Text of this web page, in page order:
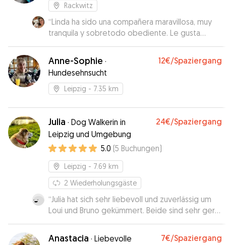
Rackwitz
“Linda ha sido una compañera maravillosa, muy
tranquila y sobretodo obediente. Le gusta
muchísimo el cariño y jugar cuando le apetece.
Espero verla pronto✨💗
Anne-Sophie ·
Hundesehnsucht
12€/Spaziergang
Leipzig - 7.35 km
Julia · Dog Walkerin in
Leipzig und Umgebung
24€/Spaziergang
5.0 (5 Buchungen)
Leipzig - 7.69 km
2 Wiederholungsgäste
“Julia hat sich sehr liebevoll und zuverlässig um
Loui und Bruno gekümmert. Beide sind sehr gern
mit Julia gassi gegangen und haben sich gefreut,
wenn Julia kam.
Anastacia · Liebevolle
7€/Spaziergang